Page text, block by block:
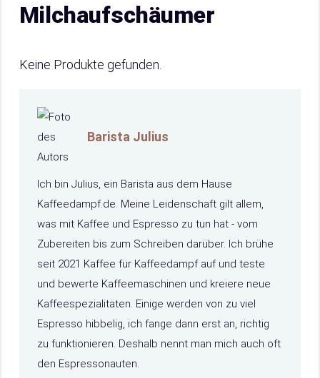
Milchaufschäumer
Keine Produkte gefunden.
Barista Julius
Ich bin Julius, ein Barista aus dem Hause
Kaffeedampf.de. Meine Leidenschaft gilt allem,
was mit Kaffee und Espresso zu tun hat - vom
Zubereiten bis zum Schreiben darüber. Ich brühe
seit 2021 Kaffee für Kaffeedampf auf und teste
und bewerte Kaffeemaschinen und kreiere neue
Kaffeespezialitäten. Einige werden von zu viel
Espresso hibbelig, ich fange dann erst an, richtig
zu funktionieren. Deshalb nennt man mich auch oft
den Espressonauten.